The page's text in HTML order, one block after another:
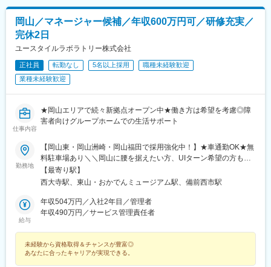
岡山／マネージャー候補／年収600万円可／研修充実／
完休2日
ユースタイルラボラトリー株式会社
正社員 転勤なし 5名以上採用
職種未経験歓迎
業種未経験歓迎
仕事内容
★岡山エリアで続々新拠点オープン中★働き方は希望を考慮◎障
害者向けグループホームでの生活サポート
勤務地
【岡山東・岡山洲崎・岡山福田で採用強化中！】★車通勤OK★無
料駐車場あり＼＼岡山に腰を据えたい方、UIターン希望の方も歓
迎／／岡山県内のユースタイルホーム各拠点へ配属！希望の勤務
地をお知らせください。★勤務地、入社日は相談可能※受動喫煙対
勤手当あり（規定あり）
【最寄り駅】
西大寺駅、東山・おかでんミュージアム駅、備前西市駅
給与
年収504万円／入社2年目／管理者
年収490万円／サービス管理責任者
未経験から資格取得＆チャンスが豊富◎
あなたに合ったキャリアが実現できる。